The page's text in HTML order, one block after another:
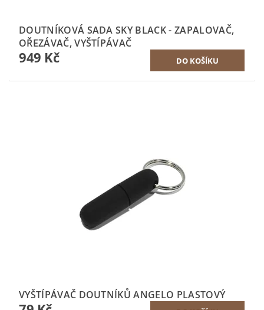
DOUTNÍKOVÁ SADA SKY BLACK - ZAPALOVAČ,
OŘEZÁVAČ, VYŠTÍPÁVAČ
949 Kč
VYŠTÍPÁVAČ DOUTNÍKŮ ANGELO PLASTOVÝ